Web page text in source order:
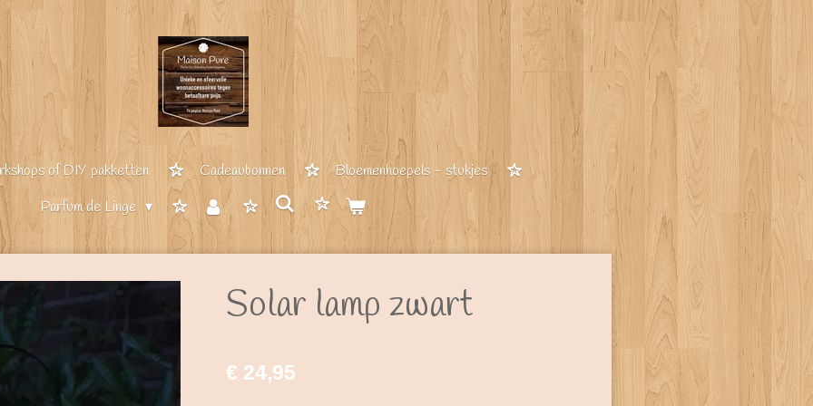
of DIY pakketten Cadeaubonnen
Bloemenhoepels - stukjes
Parfum de Linge
Solar lamp zwart
€ 24,95